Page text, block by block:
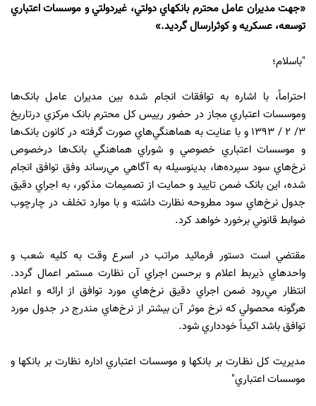
«جهت مديران عامل محترم بانکهاي دولتي، غيردولتي و موسسات اعتباري
توسعه، عسکريه و کوثرارسال گرديد.»
"باسلام؛
احتراماً، با اشاره به توافقات انجام شده بين مديران عامل بانک‌ها
وموسسات اعتباري مجاز در حضور رييس کل محترم بانک مرکزي درتاريخ
3/ 2 / 1393 و با عنايت به هماهنگي‌هاي صورت گرفته در کانون بانک‌ها
و موسسات اعتباري خصوصي و شوراي هماهنگي بانک‌ها درخصوص
نرخ‌هاي سود سپرده‌ها، بدينوسيله به آگاهي مي‌رساند وفق توافق انجام
شده، اين بانک ضمن تاييد و حمايت از تصميمات مذکور، به اجراي دقيق
جدول نرخ‌هاي سود مطروحه نظارت داشته و با موارد تخلف در چارچوب
ضوابط قانوني برخورد خواهد کرد.
مقتضي است دستور فرمائيد مراتب در اسرع وقت به کليه شعب و
واحدهاي ذيربط اعلام و برحسن اجراي آن نظارت مستمر اعمال گردد.
انتظار مي‌رود ضمن اجراي دقيق نرخ‌هاي مورد توافق از ارائه و اعلام
هرگونه محصولي که نرخ موثر آن بيشتر از نرخ‌هاي مندرج در جدول مورد
توافق باشد اکيداً خودداري شود.
مديريت کل نظـارت بر بانکها و موسسات اعتباري اداره نظارت بر بانکها و
موسسات اعتباري"